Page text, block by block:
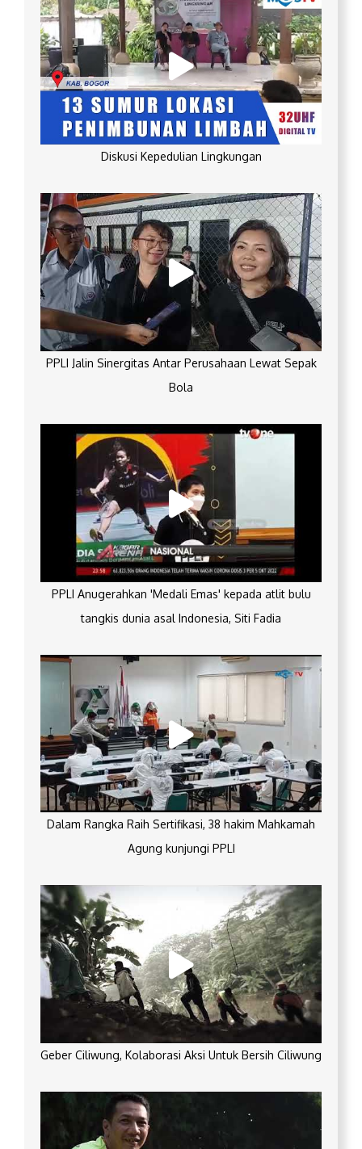
Diskusi Kepedulian Lingkungan
PPLI Jalin Sinergitas Antar Perusahaan Lewat Sepak
Bola
PPLI Anugerahkan 'Medali Emas' kepada atlit bulu
tangkis dunia asal Indonesia, Siti Fadia
Dalam Rangka Raih Sertifikasi, 38 hakim Mahkamah
Agung kunjungi PPLI
Geber Ciliwung, Kolaborasi Aksi Untuk Bersih Ciliwung